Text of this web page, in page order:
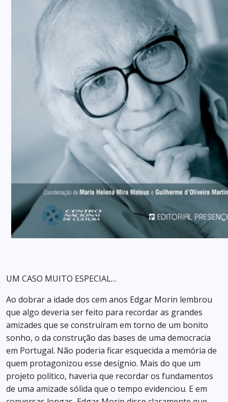
UM CASO MUITO ESPECIAL…
Ao dobrar a idade dos cem anos Edgar Morin lembrou
que algo deveria ser feito para recordar as grandes
amizades que se construíram em torno de um bonito
sonho, o da construção das bases de uma democracia
em Portugal. Não poderia ficar esquecida a memória de
quem protagonizou esse desígnio. Mais do que um
projeto político, haveria que recordar os fundamentos
de uma amizade sólida que o tempo evidenciou. E em